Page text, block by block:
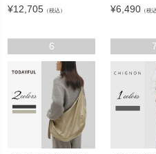
¥12,705 （税込） ¥6,490 （税
6 7